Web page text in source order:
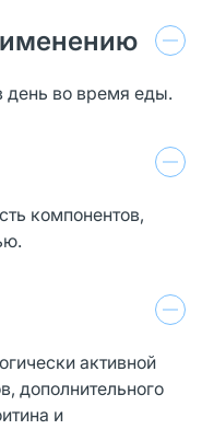
день во время еды.
компонентов,
активной
дополнительного
и